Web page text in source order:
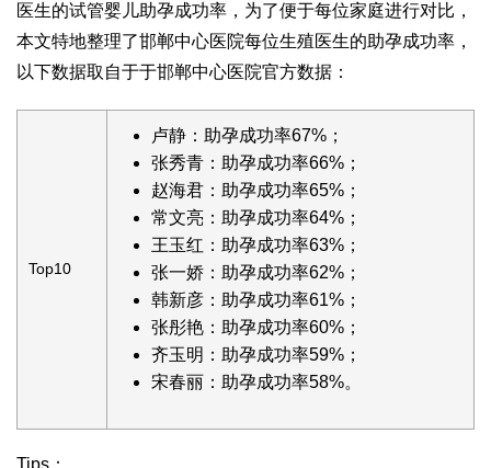
医生的试管婴儿助孕成功率，为了便于每位家庭进行对比，
本文特地整理了邯郸中心医院每位生殖医生的助孕成功率，
以下数据取自于于邯郸中心医院官方数据：
Top10
卢静：助孕成功率67%；
张秀青：助孕成功率66%；
赵海君：助孕成功率65%；
常文亮：助孕成功率64%；
王玉红：助孕成功率63%；
张一娇：助孕成功率62%；
韩新彦：助孕成功率61%；
张彤艳：助孕成功率60%；
齐玉明：助孕成功率59%；
宋春丽：助孕成功率58%。